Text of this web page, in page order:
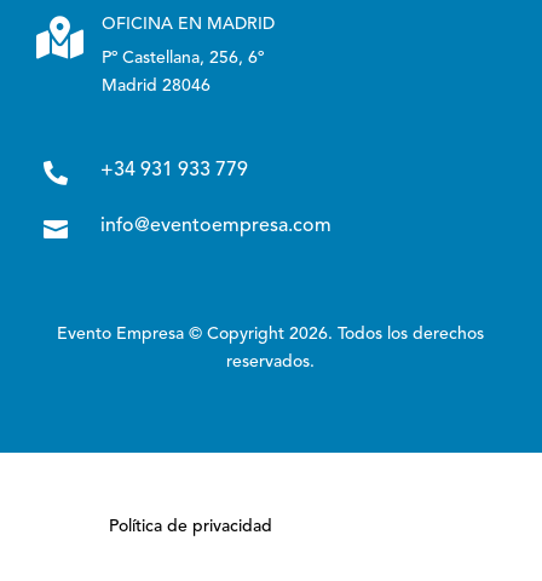

OFICINA EN MADRID
Pº Castellana, 256, 6º
Madrid 28046
 +34 931 933 779
 info@eventoempresa.com
Evento Empresa © Copyright 2026. Todos los derechos
reservados.
Política de privacidad